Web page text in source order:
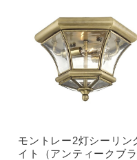
モントレー2灯シーリン
イト（アンティークブラ